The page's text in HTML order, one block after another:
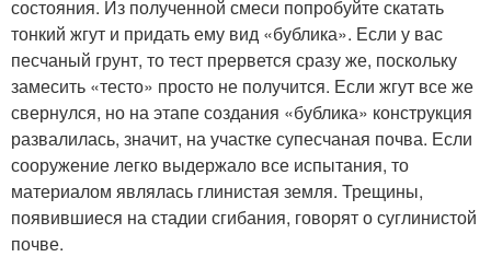
состояния. Из полученной смеси попробуйте скатать
тонкий жгут и придать ему вид «бублика». Если у вас
песчаный грунт, то тест прервется сразу же, поскольку
замесить «тесто» просто не получится. Если жгут все же
свернулся, но на этапе создания «бублика» конструкция
развалилась, значит, на участке супесчаная почва. Если
сооружение легко выдержало все испытания, то
материалом являлась глинистая земля. Трещины,
появившиеся на стадии сгибания, говорят о суглинистой
почве.